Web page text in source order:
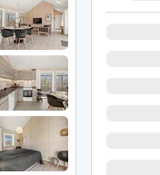
Fjord
Klit
Strand